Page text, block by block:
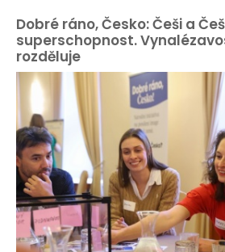
Dobré ráno, Česko: Češi a
superschopnost.
rozděluje